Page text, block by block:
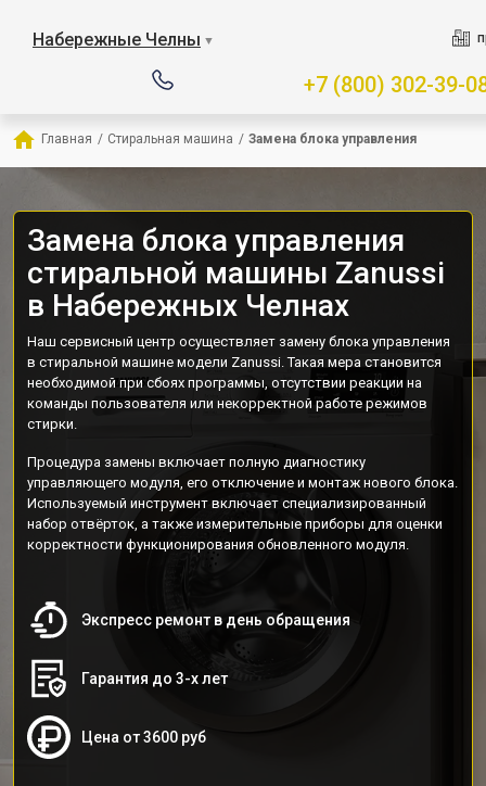
Набережные Челны ▼
+7 (800) 302-39-
Главная / Стиральная машина / Замена блока управления
Замена блока управления
стиральной машины Zanussi
в Набережных Челнах
Наш сервисный центр осуществляет замену блока управления
в стиральной машине модели Zanussi. Такая мера становится
необходимой при сбоях программы, отсутствии реакции на
команды пользователя или некорректной работе режимов
стирки.
Процедура замены включает полную диагностику
управляющего модуля, его отключение и монтаж нового блока.
Используемый инструмент включает специализированный
набор отвёрток, а также измерительные приборы для оценки
корректности функционирования обновленного модуля.
Экспресс ремонт в день обращения
Гарантия до 3-х лет
Цена от 3600 руб